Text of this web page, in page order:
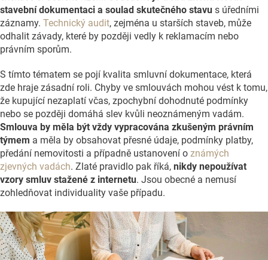
stavební dokumentaci a soulad skutečného stavu s úředními
záznamy. Technický audit, zejména u starších staveb, může
odhalit závady, které by později vedly k reklamacím nebo
právním sporům.
S tímto tématem se pojí kvalita smluvní dokumentace, která
zde hraje zásadní roli. Chyby ve smlouvách mohou vést k tomu,
že kupující nezaplatí včas, zpochybní dohodnuté podmínky
nebo se později domáhá slev kvůli neoznámeným vadám.
Smlouva by měla být vždy vypracována zkušeným právním
týmem a měla by obsahovat přesné údaje, podmínky platby,
předání nemovitosti a případně ustanovení o známých
zjevných vadách. Zlaté pravidlo pak říká, nikdy nepoužívat
vzory smluv stažené z internetu. Jsou obecné a nemusí
zohledňovat individuality vaše případu.